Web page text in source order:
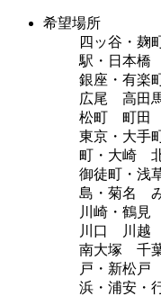
希望場所
四ッ谷・
駅・日本
銀座・有楽
広尾 高田
松町 町田
東京・大手
町・大崎
御徒町・
島・菊名
川崎・鶴
川口 川越
南大塚 千
戸・新松
浜・浦安・